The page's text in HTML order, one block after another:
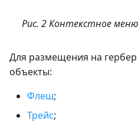
Рис. 2 Контекстное
Для размещения на гербер
объекты:
Флеш;
Трейс;